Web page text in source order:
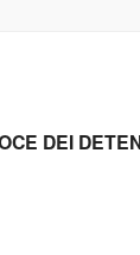
DEI